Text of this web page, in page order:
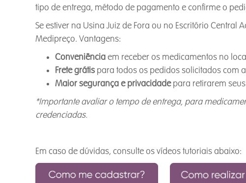
tipo de entrega, método de pagamento e confirme o
Se estiver na Usina Juiz de Fora ou no Escritório Central
Medipreço. Vantagens:
Conveniênciaem receber os medicamentos no
Frete grátis para todos os pedidos solicitados com
Maior segurança e privacidadepara retirarem
*Importante avaliar o tempo de entrega, para
credenciadas.
Em caso de dúvidas, consulte os vídeos tutoriais abaixo: